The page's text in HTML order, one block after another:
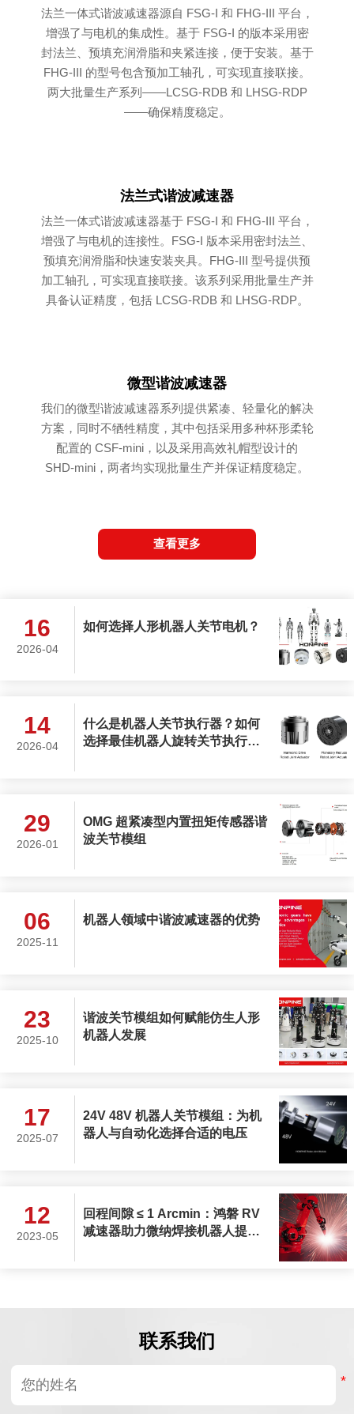
法兰一体式谐波减速器源自 FSG-I 和 FHG-III 平台，
增强了与电机的集成性。基于 FSG-I 的版本采用密
封法兰、预填充润滑脂和夹紧连接，便于安装。基于
FHG-III 的型号包含预加工轴孔，可实现直接联接。
两大批量生产系列——LCSG-RDB 和 LHSG-RDP
——确保精度稳定。
法兰式谐波减速器
法兰一体式谐波减速器基于 FSG-I 和 FHG-III 平台，
增强了与电机的连接性。FSG-I 版本采用密封法兰、
预填充润滑脂和快速安装夹具。FHG-III 型号提供预
加工轴孔，可实现直接联接。该系列采用批量生产并
具备认证精度，包括 LCSG-RDB 和 LHSG-RDP。
微型谐波减速器
我们的微型谐波减速器系列提供紧凑、轻量化的解决
方案，同时不牺牲精度，其中包括采用多种杯形柔轮
配置的 CSF-mini，以及采用高效礼帽型设计的
SHD-mini，两者均实现批量生产并保证精度稳定。
查看更多
16
2026-04
如何选择人形机器人关节电机？
14
2026-04
什么是机器人关节执行器？如何
选择最佳机器人旋转关节执行
29
2026-01
OMG 超紧凑型内置扭矩传感器谐
波关节模组
06
2025-11
机器人领域中谐波减速器的优势
23
2025-10
谐波关节模组如何赋能仿生人形
机器人发展
17
2025-07
24V 48V 机器人关节模组：为机
器人与自动化选择合适的电压
12
2023-05
回程间隙 ≤ 1 Arcmin：鸿磐 RV
减速器助力微纳焊接机器人提升
联系我们